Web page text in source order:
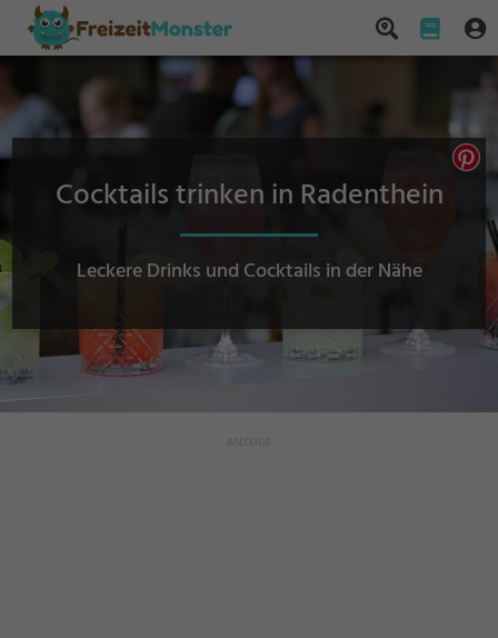
Cocktails trinken in Radenthein
Leckere Drinks und Cocktails in der Nähe